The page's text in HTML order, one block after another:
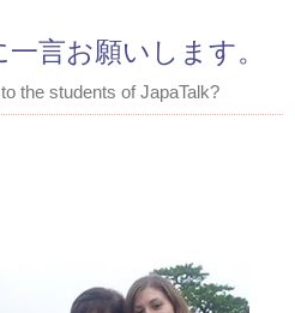
言お願いします。
the students of JapaTalk?